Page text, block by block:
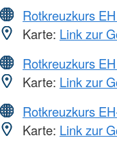
Rotkreuzkurs
Karte: Link zur
Rotkreuzkurs
Karte: Link zur
Rotkreuzkurs
Karte: Link zur